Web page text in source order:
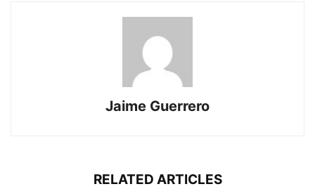
Jaime Guerrero
RELATED ARTICLES